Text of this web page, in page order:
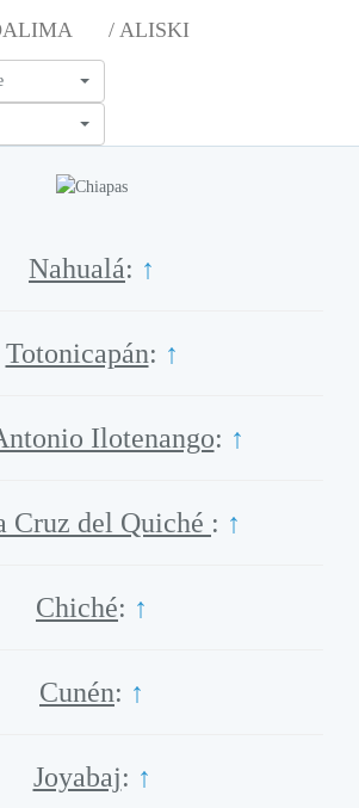
/ ALISKI
Nahualá: ↑
Totonicapán: ↑
Ilotenango: ↑
Cruz del Quiché : ↑
Chiché: ↑
Cunén: ↑
Joyabaj: ↑